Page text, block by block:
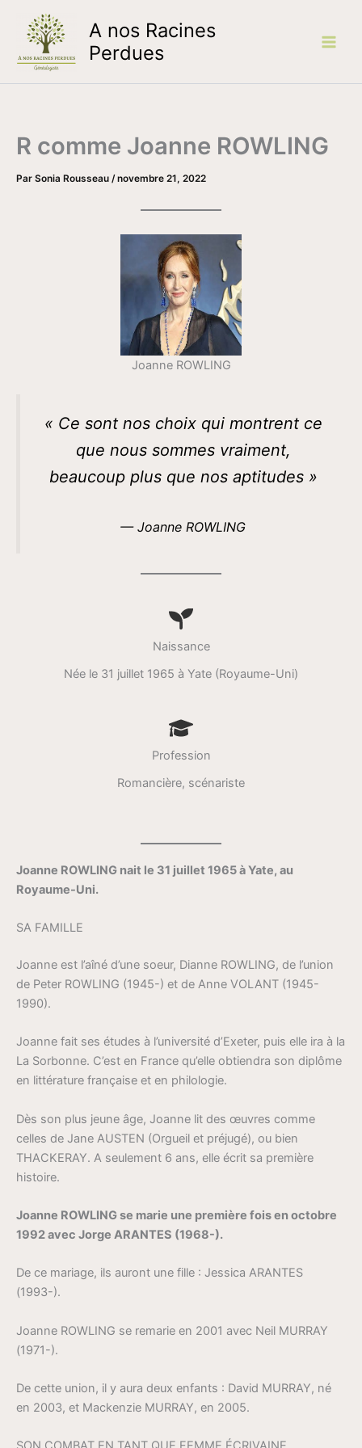
contenu
A nos Racines
Perdues
R comme Joanne ROWLING
Par Sonia Rousseau /novembre 21, 2022
Joanne ROWLING
« Ce sont nos choix qui montrent ce
que nous sommes vraiment,
beaucoup plus que nos aptitudes »
— Joanne ROWLING
Naissance
Née le 31 juillet 1965 à Yate (Royaume-Uni)
Profession
Romancière, scénariste
Joanne ROWLING nait le 31 juillet 1965 à Yate, au
Royaume-Uni.
SA FAMILLE
Joanne est l’aîné d’une soeur, Dianne ROWLING, de l’union
de Peter ROWLING (1945-) et de Anne VOLANT (1945-
1990).
Joanne fait ses études à l’université d’Exeter, puis elle ira à la
La Sorbonne. C’est en France qu’elle obtiendra son diplôme
en littérature française et en philologie.
Dès son plus jeune âge, Joanne lit des œuvres comme
celles de Jane AUSTEN (Orgueil et préjugé), ou bien
THACKERAY. A seulement 6 ans, elle écrit sa première
histoire.
Joanne ROWLING se marie une première fois en octobre
1992 avec Jorge ARANTES (1968-).
De ce mariage, ils auront une fille : Jessica ARANTES
(1993-).
Joanne ROWLING se remarie en 2001 avec Neil MURRAY
(1971-).
De cette union, il y aura deux enfants : David MURRAY, né
en 2003, et Mackenzie MURRAY, en 2005.